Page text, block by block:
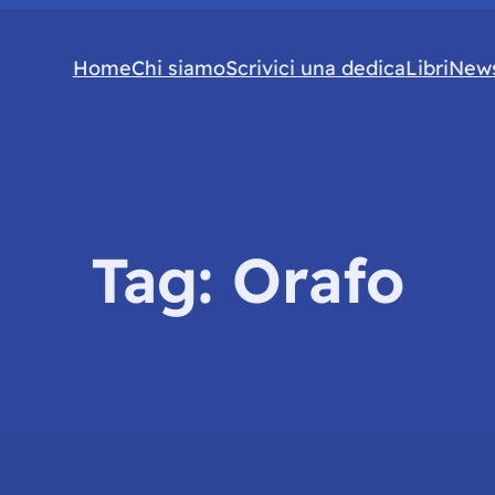
HomeChi siamoScrivici una dedicaLibri
Tag: Orafo